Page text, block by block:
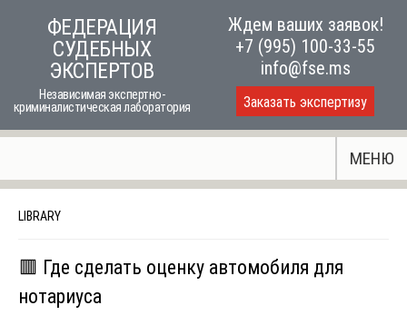
ФЕДЕРАЦИЯ
СУДЕБНЫХ
ЭКСПЕРТОВ
Независимая экспертно-
криминалистическая лаборатория
Ждем ваших заявок!
+7 (995) 100-33-55
info@fse.ms
Заказать экспертизу
МЕНЮ
LIBRARY
🟥 Где сделать оценку автомобиля для
нотариуса